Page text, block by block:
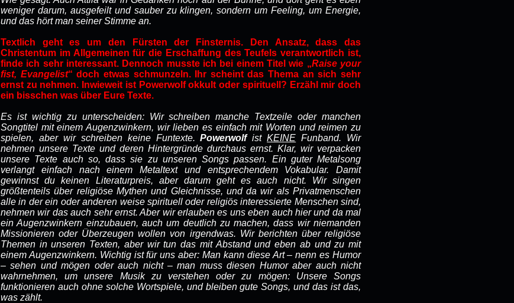
weniger darum, ausgefeilt und sauber zu klingen, sondern um Feeling, um Energie,
und das hört man seiner Stimme an.
Textlich geht es um den Fürsten der Finsternis. Den Ansatz, dass das
Christentum im Allgemeinen für die Erschaffung des Teufels verantwortlich ist,
finde ich sehr interessant. Dennoch musste ich bei einem Titel wie „Raise your
fist, Evangelist“ doch etwas schmunzeln. Ihr scheint das Thema an sich sehr
ernst zu nehmen. Inwieweit ist Powerwolf okkult oder spirituell? Erzähl mir doch
ein bisschen was über Eure Texte.
Es ist wichtig zu unterscheiden: Wir schreiben manche Textzeile oder manchen
Songtitel mit einem Augenzwinkern, wir lieben es einfach mit Worten und reimen zu
spielen, aber wir schreiben keine Funtexte.PowerwolfistKEINE Funband. Wir
nehmen unsere Texte und deren Hintergründe durchaus ernst. Klar, wir verpacken
unsere Texte auch so, dass sie zu unseren Songs passen. Ein guter Metalsong
verlangt einfach nach einem Metaltext und entsprechendem Vokabular. Damit
gewinnst du keinen Literaturpreis, aber darum geht es auch nicht. Wir singen
größtenteils über religiöse Mythen und Gleichnisse, und da wir als Privatmenschen
alle in der ein oder anderen weise spirituell oder religiös interessierte Menschen sind,
nehmen wir das auch sehr ernst. Aber wir erlauben es uns eben auch hier und da mal
ein Augenzwinkern einzubauen, auch um deutlich zu machen, dass wir niemanden
Missionieren oder Überzeugen wollen von irgendwas. Wir berichten über religiöse
Themen in unseren Texten, aber wir tun das mit Abstand und eben ab und zu mit
einem Augenzwinkern. Wichtig ist für uns aber: Man kann diese Art – nenn es Humor
– sehen und mögen oder auch nicht – man muss diesen Humor aber auch nicht
wahrnehmen, um unsere Musik zu verstehen oder zu mögen: Unsere Songs
funktionieren auch ohne solche Wortspiele, und bleiben gute Songs, und das ist das,
was zählt.